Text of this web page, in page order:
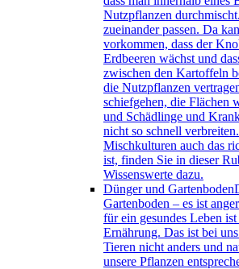
Nutzpflanzen
zueinander passen. Da
vorkommen, dass der
Erdbeeren wächst und
zwischen den Kartoffeln
die Nutzpflanzen
schiefgehen, die Flächen
und Schädlinge und
nicht so schnell
Mischkulturen auch das
ist, finden Sie in dieser
Wissenswerte dazu.
Dünger und Gartenboden
Gartenboden – es ist
für ein gesundes Leben
Ernährung. Das ist bei
Tieren nicht anders und
unsere Pflanzen